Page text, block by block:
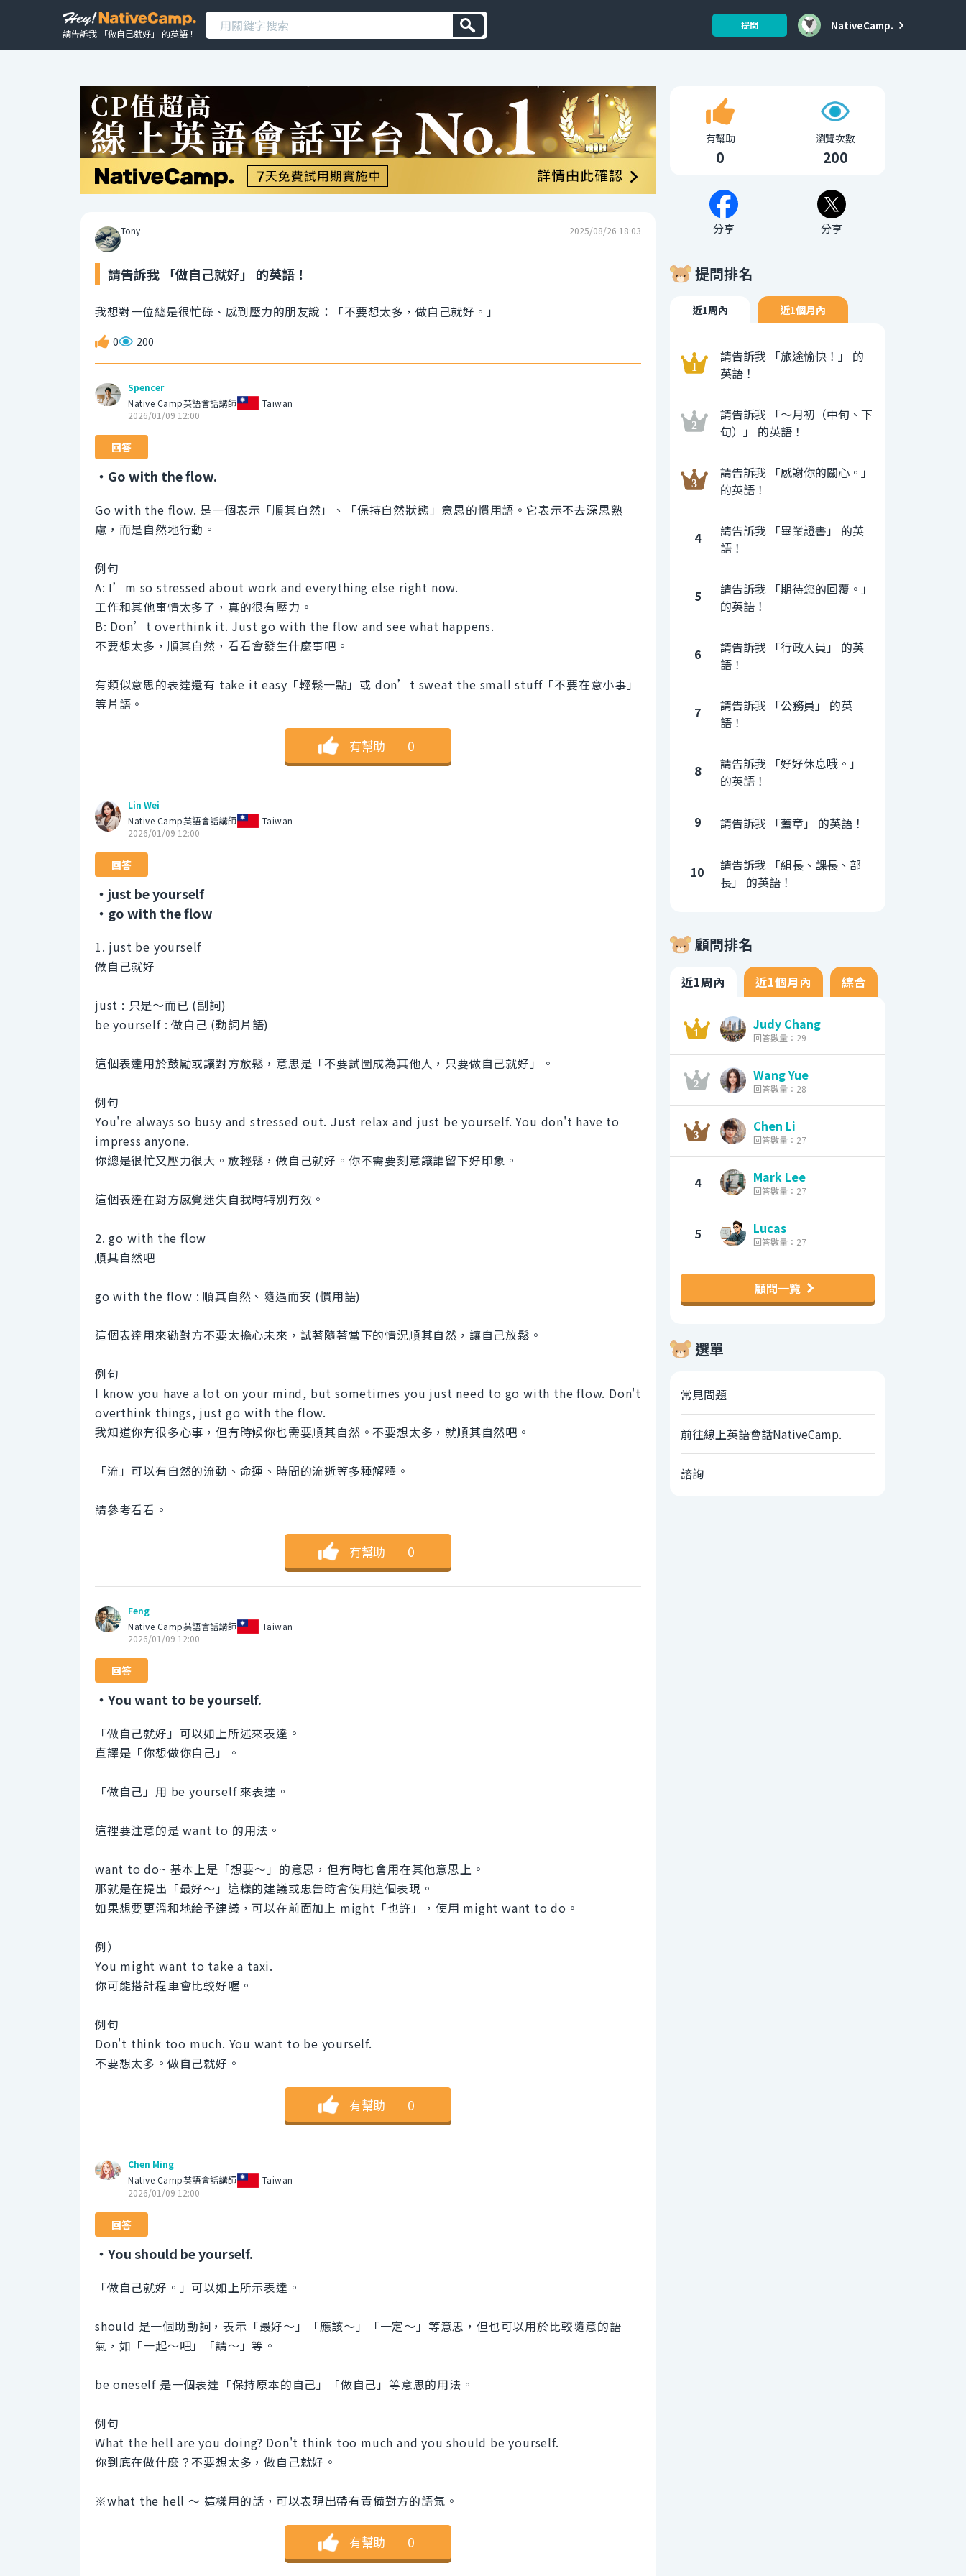
請告訴我 「做自己就好」 的英語！
提問 NativeCamp.
Tony 2025/08/26 18:03
請告訴我 「做自己就好」 的英語！
我想對一位總是很忙碌、感到壓力的朋友說：「不要想太多，做自己就好。」
0 200
Spencer
Native Camp英語會話講師
Taiwan
2026/01/09 12:00
回答
・Go with the flow.
Go with the flow. 是一個表示「順其自然」、「保持自然狀態」意思的慣用語。它表示不去深思熟
慮，而是自然地行動。
例句
A: I’m so stressed about work and everything else right now.
工作和其他事情太多了，真的很有壓力。
B: Don’t overthink it. Just go with the flow and see what happens.
不要想太多，順其自然，看看會發生什麼事吧。
有類似意思的表達還有 take it easy「輕鬆一點」或 don’t sweat the small stuff「不要在意小事」
等片語。
有幫助 ｜ 0
Lin Wei
Native Camp英語會話講師
Taiwan
2026/01/09 12:00
回答
・just be yourself
・go with the flow
1. just be yourself
做自己就好
just : 只是～而已 (副詞)
be yourself : 做自己 (動詞片語)
這個表達用於鼓勵或讓對方放鬆，意思是「不要試圖成為其他人，只要做自己就好」。
例句
You're always so busy and stressed out. Just relax and just be yourself. You don't have to
impress anyone.
你總是很忙又壓力很大。放輕鬆，做自己就好。你不需要刻意讓誰留下好印象。
這個表達在對方感覺迷失自我時特別有效。
2. go with the flow
順其自然吧
go with the flow : 順其自然、隨遇而安 (慣用語)
這個表達用來勸對方不要太擔心未來，試著隨著當下的情況順其自然，讓自己放鬆。
例句
I know you have a lot on your mind, but sometimes you just need to go with the flow. Don't
overthink things, just go with the flow.
我知道你有很多心事，但有時候你也需要順其自然。不要想太多，就順其自然吧。
「流」可以有自然的流動、命運、時間的流逝等多種解釋。
請參考看看。
有幫助 ｜ 0
Feng
Native Camp英語會話講師
Taiwan
2026/01/09 12:00
回答
・You want to be yourself.
「做自己就好」可以如上所述來表達。
直譯是「你想做你自己」。
「做自己」用 be yourself 來表達。
這裡要注意的是 want to 的用法。
want to do~ 基本上是「想要～」的意思，但有時也會用在其他意思上。
那就是在提出「最好～」這樣的建議或忠告時會使用這個表現。
如果想要更溫和地給予建議，可以在前面加上 might「也許」，使用 might want to do。
例）
You might want to take a taxi.
你可能搭計程車會比較好喔。
例句
Don't think too much. You want to be yourself.
不要想太多。做自己就好。
有幫助 ｜ 0
Chen Ming
Native Camp英語會話講師
Taiwan
2026/01/09 12:00
回答
・You should be yourself.
「做自己就好。」可以如上所示表達。
should 是一個助動詞，表示「最好～」「應該～」「一定～」等意思，但也可以用於比較隨意的語
氣，如「一起～吧」「請～」等。
be oneself 是一個表達「保持原本的自己」「做自己」等意思的用法。
例句
What the hell are you doing? Don't think too much and you should be yourself.
你到底在做什麼？不要想太多，做自己就好。
※what the hell 〜 這樣用的話，可以表現出帶有責備對方的語氣。
有幫助 ｜ 0
有幫助
0
瀏覽次數
200
分享 分享
提問排名
近1周內 近1個月內
請告訴我 「旅途愉快！」 的
英語！
請告訴我 「〜月初（中旬、下
旬）」 的英語！
請告訴我 「感謝你的關心。」
的英語！
4
請告訴我 「畢業證書」 的英
語！
5
請告訴我 「期待您的回覆。」
的英語！
6
請告訴我 「行政人員」 的英
語！
7
請告訴我 「公務員」 的英
語！
8
請告訴我 「好好休息哦。」
的英語！
9 請告訴我 「蓋章」 的英語！
10
請告訴我 「組長、課長、部
長」 的英語！
顧問排名
近1周內 近1個月內 綜合
Judy Chang
回答數量：29
Wang Yue
回答數量：28
Chen Li
回答數量：27
4 Mark Lee
回答數量：27
5 Lucas
回答數量：27
顧問一覽
選單
常見問題
前往線上英語會話NativeCamp.
諮詢